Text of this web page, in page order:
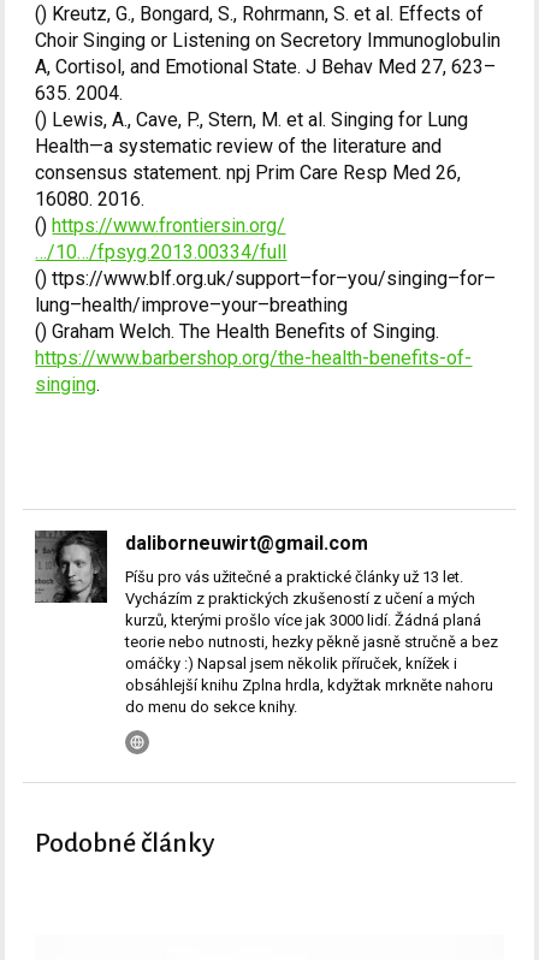
() Kreutz, G., Bongard, S., Rohrmann, S. et al. Effects of
Choir Singing or Listening on Secretory Immunoglobulin
A, Cortisol, and Emotional State. J Behav Med 27, 623–
635. 2004.
() Lewis, A., Cave, P., Stern, M. et al. Singing for Lung
Health—a systematic review of the literature and
consensus statement. npj Prim Care Resp Med 26,
16080. 2016.
()https://www.frontiersin.org/
…/10…/fpsyg.2013.00334/full
() ttps://www.blf.org.uk/support–for–you/singing–for–
lung–health/improve–your–breathing
() Graham Welch. The Health Benefits of Singing.
https://www.barbershop.org/the-health-benefits-of-
singing.
daliborneuwirt@gmail.com
Píšu pro vás užitečné a praktické články už 13 let.
Vycházím z praktických zkušeností z učení a mých
kurzů, kterými prošlo více jak 3000 lidí. Žádná planá
teorie nebo nutnosti, hezky pěkně jasně stručně a bez
omáčky :) Napsal jsem několik příruček, knížek i
obsáhlejší knihu Zplna hrdla, kdyžtak mrkněte nahoru
do menu do sekce knihy.
Podobné články